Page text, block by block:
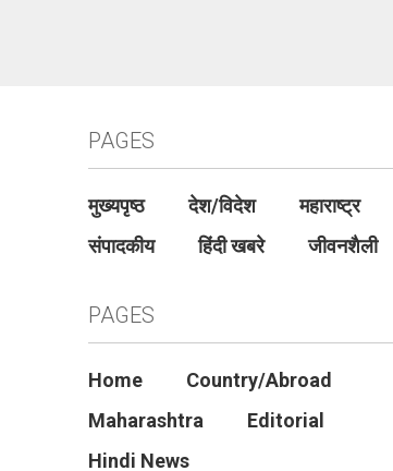
PAGES
मुख्यपृष्ठ देश/विदेश महाराष्ट्र
संपादकीय
हिंदी खबरे जीवनशैली
PAGES
Home
Country/Abroad
Maharashtra
Editorial
Hindi News